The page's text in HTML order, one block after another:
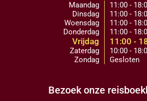
Maandag
Dinsdag
Woensdag
Donderdag
Vrijdag
Zaterdag
Zondag
11:00 -
11:00 -
11:00 -
11:00 -
11:00 -
10:00 -
Gesloten
Bezoek onze